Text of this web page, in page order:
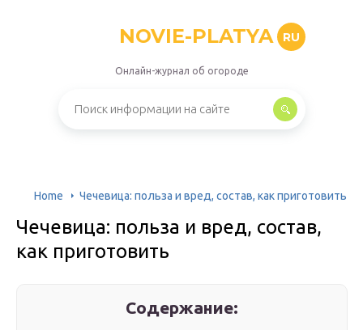
NOVIE-PLATYA RU
Онлайн-журнал об огороде
Home Чечевица: польза и вред, состав, как приготовить
Чечевица: польза и вред, состав,
как приготовить
Содержание: